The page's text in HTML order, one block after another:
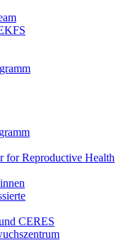
for Reproductive Health
CERES